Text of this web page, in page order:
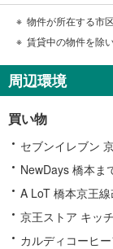
物件が所在する市
賃貸中の物件を除
周辺環境
買い物
セブンイレブン
NewDays 橋本ま
A LoT 橋本京王
京王ストア キッ
カルディコーヒ